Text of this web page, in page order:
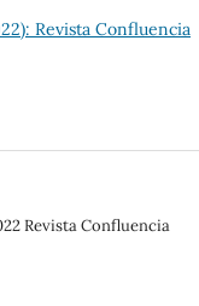
Revista Confluencia
Revista Confluencia